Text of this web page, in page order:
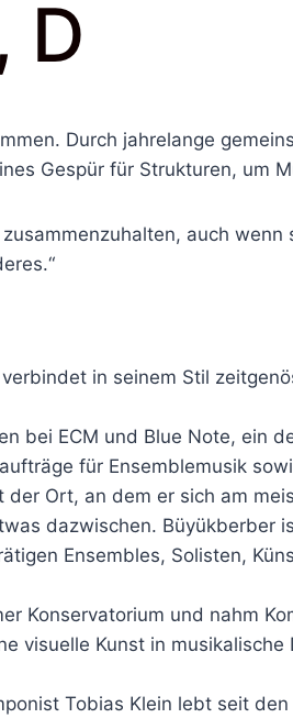
D
Durch jahrelange
Gespür für Strukturen, um
auch
verbindet in seinem Stil
bei ECM und Blue Note, ein
für Ensemblemusik
Ort, an dem er sich am
dazwischen. Büyükberber
Ensembles, Solisten,
Konservatorium und nahm
visuelle Kunst in
Tobias Klein lebt seit